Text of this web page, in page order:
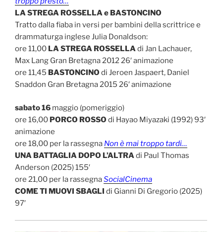
LA STREGA ROSSELLA e BASTONCINO
Tratto dalla fiaba in versi per bambini della scrittrice e
drammaturga inglese Julia Donaldson:
ore 11,00 LA STREGA ROSSELLAdi Jan Lachauer,
Max Lang Gran Bretagna 2012 26′ animazione
ore 11,45 BASTONCINO di Jeroen Jaspaert, Daniel
Snaddon Gran Bretagna 2015 26′ animazione
sabato 16 maggio (pomeriggio)
ore 16,00 PORCO ROSSO di Hayao Miyazaki (1992) 93′
animazione
ore 18,00 per la rassegna Non è mai troppo tardi…
UNA BATTAGLIA DOPO L’ALTRAdi Paul Thomas
Anderson (2025) 155′
ore 21,00 per la rassegnaSocialCinema
COME TI MUOVI SBAGLI di Gianni Di Gregorio (2025)
97′